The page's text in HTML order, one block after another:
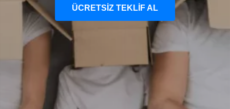
ÜCRETSİZ TEKLİF AL